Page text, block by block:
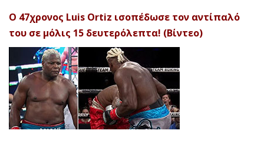
Ο 47χρονος Luis Ortiz ισοπέδωσε τον αντίπαλό
του σε μόλις 15 δευτερόλεπτα! (Βίντεο)